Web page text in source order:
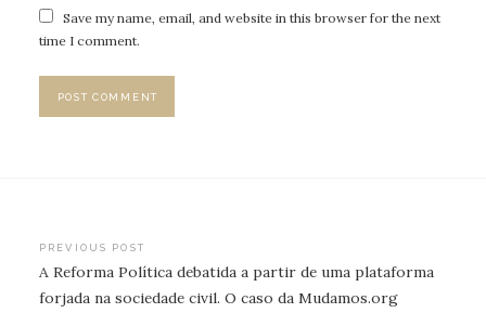
Save my name, email, and website in this browser for the next
time I comment.
Post
navigation
PREVIOUS POST
A Reforma Política debatida a partir de uma plataforma
forjada na sociedade civil. O caso da Mudamos.org